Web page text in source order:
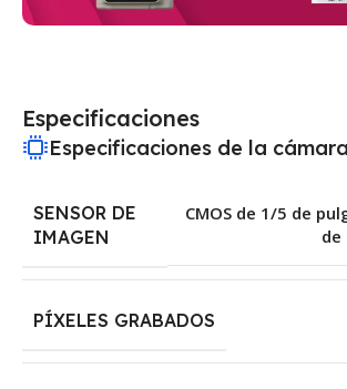
Especificaciones
Especificaciones de la cámara
SENSOR DE
IMAGEN
CMOS de 1/5 de
de
PÍXELES GRABADOS